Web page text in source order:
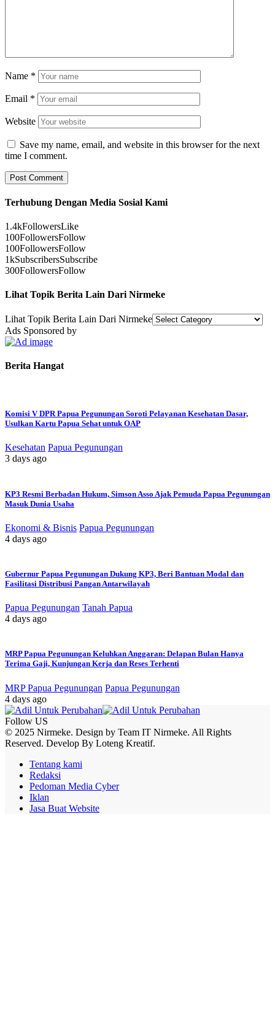
Name *
Email *
Website
Save my name, email, and website in this browser for the next
time I comment.
Terhubung Dengan Media Sosial Kami
1.4kFollowersLike
100FollowersFollow
100FollowersFollow
1kSubscribersSubscribe
300FollowersFollow
Lihat Topik Berita Lain Dari Nirmeke
Lihat Topik Berita Lain Dari Nirmeke
Ads Sponsored by
Berita Hangat
Komisi V DPR Papua Pegunungan Soroti Pelayanan Kesehatan Dasar,
Usulkan Kartu Papua Sehat untuk OAP
Kesehatan Papua Pegunungan
3 days ago
KP3 Resmi Berbadan Hukum, Simson Asso Ajak Pemuda Papua Pegunungan
Masuk Dunia Usaha
Ekonomi & Bisnis Papua Pegunungan
4 days ago
Gubernur Papua Pegunungan Dukung KP3, Beri Bantuan Modal dan
Fasilitasi Distribusi Pangan Antarwilayah
Papua Pegunungan Tanah Papua
4 days ago
MRP Papua Pegunungan Keluhkan Anggaran: Delapan Bulan Hanya
Terima Gaji, Kunjungan Kerja dan Reses Terhenti
MRP Papua Pegunungan Papua Pegunungan
4 days ago
Follow US
© 2025 Nirmeke. Design by Team IT Nirmeke. All Rights
Reserved. Develop By Loteng Kreatif.
Tentang kami
Redaksi
Pedoman Media Cyber
Iklan
Jasa Buat Website